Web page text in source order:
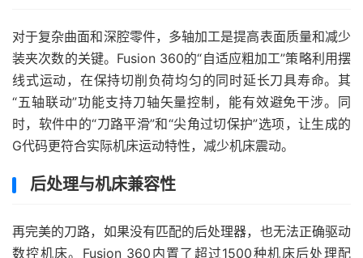
对于复杂曲面和深腔零件，多轴加工是提高表面质量和减少
装夹次数的关键。Fusion 360的“自适应粗加工”策略利用摆
线式运动，在保持切削负荷均匀的同时延长刀具寿命。其
“五轴联动”功能支持刀轴矢量控制，能有效避免干涉。同
时，软件中的“刀路平滑”和“尖角过切保护”选项，让生成的
G代码更符合实际机床运动特性，减少机床震动。
后处理与机床兼容性
再完美的刀路，如果没有匹配的后处理器，也无法正确驱动
数控机床。Fusion 360内置了超过1500种机床后处理配